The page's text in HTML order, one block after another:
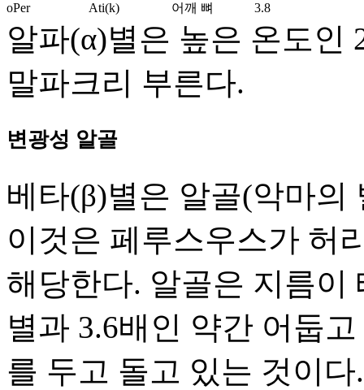
οPer
Ati(k) 어깨 뼈 3.8
알파(α)별은 높은 온도인
말파크리 부른다.
변광성 알골
베타(β)별은 알골(악마의
이것은 페루스우스가 허
해당한다. 알골은 지름이
별과 3.6배인 약간 어둡
를 두고 돌고 있는 것이